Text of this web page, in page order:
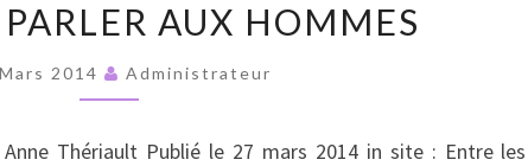
DE
PARLER
AUX
AUX HOMMES
2014 Administrateur
Thériault Publié le 27 mars 2014 in site : Entre les